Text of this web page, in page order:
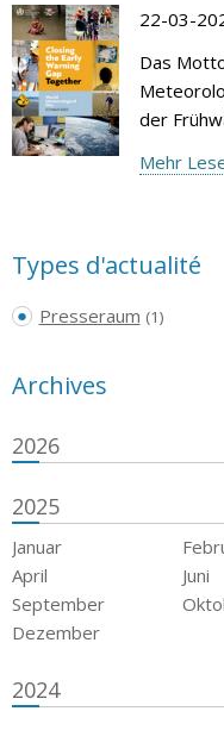
22-03-
Das
der
Mehr
Types d'actualité
Presseraum (1)
Archives
2026
2025
Januar
April
Juni
September
Dezember
2024